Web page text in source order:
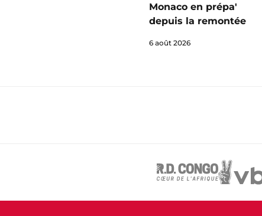
Monaco en prépa'
depuis la remontée
6 août 2026